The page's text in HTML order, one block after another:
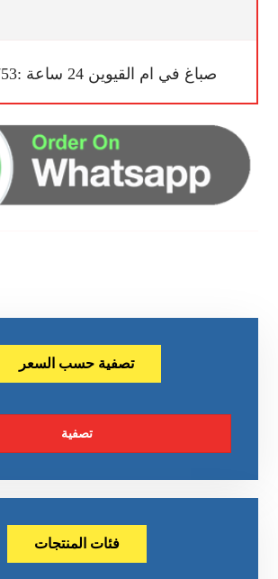
صباغ في ام القيوين 24 ساعة :0567441753
تصفية حسب السعر
تصفية
فئات المنتجات